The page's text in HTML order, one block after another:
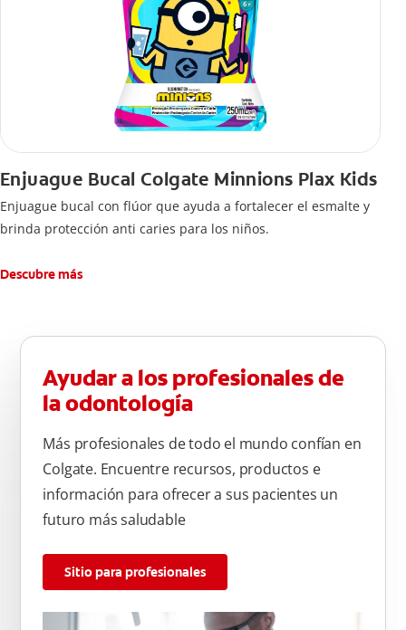
Enjuague Bucal Colgate Minnions Plax Kids
Enjuague bucal con flúor que ayuda a fortalecer el esmalte y
brinda protección anti caries para los niños.
Descubre más
Ayudar a los profesionales de
la odontología
Más profesionales de todo el mundo confían en
Colgate. Encuentre recursos, productos e
información para ofrecer a sus pacientes un
futuro más saludable
Sitio para profesionales